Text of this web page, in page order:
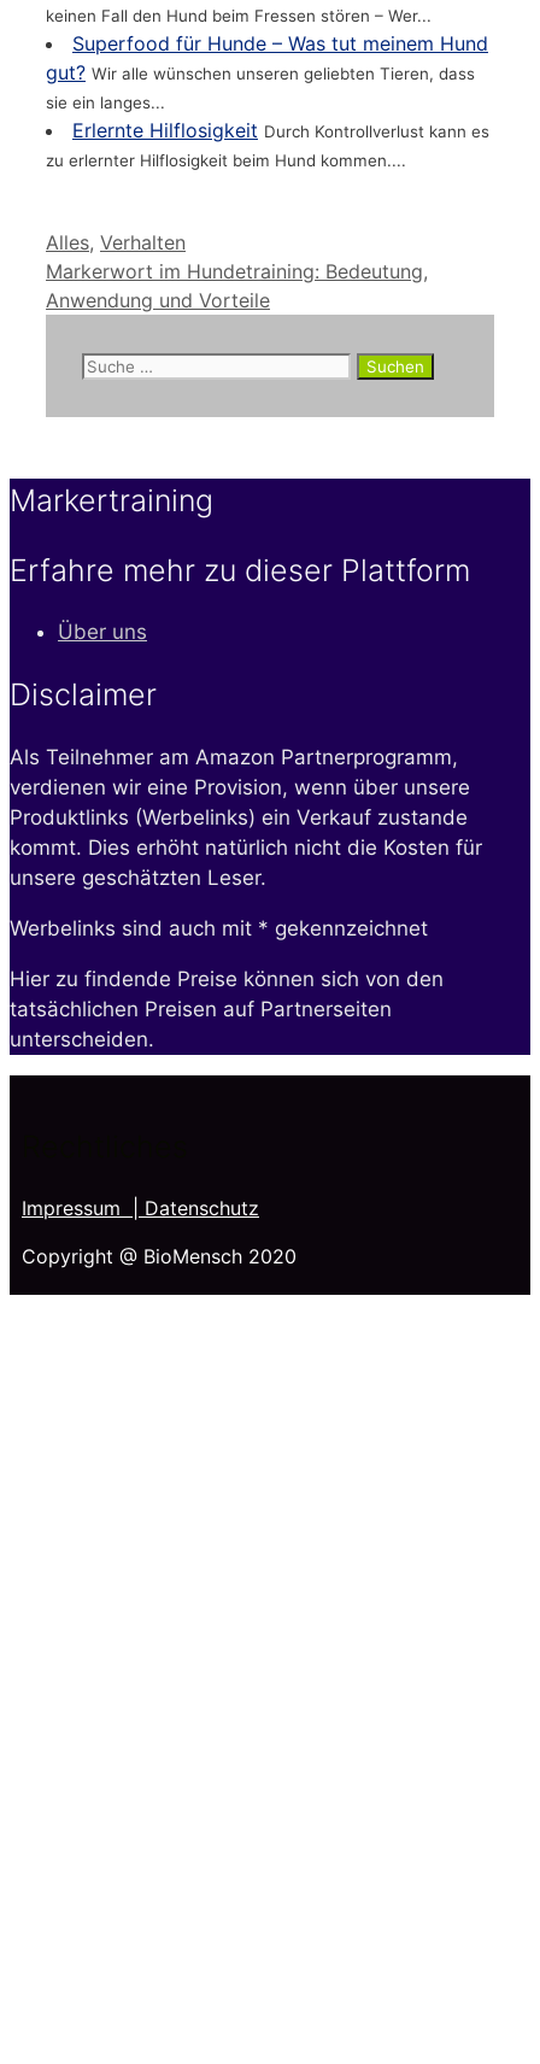
keinen Fall den Hund beim Fressen stören – Wer...
Superfood für Hunde – Was tut meinem Hund
gut? Wir alle wünschen unseren geliebten Tieren, dass
sie ein langes...
Erlernte Hilflosigkeit Durch Kontrollverlust kann es
zu erlernter Hilflosigkeit beim Hund kommen....
Kategorien
Alles, Verhalten
Markerwort im Hundetraining: Bedeutung,
Anwendung und Vorteile
Suche
Markertraining
Erfahre mehr zu dieser Plattform
Über uns
Disclaimer
Als Teilnehmer am Amazon Partnerprogramm,
verdienen wir eine Provision, wenn über unsere
Produktlinks (Werbelinks) ein Verkauf zustande
kommt. Dies erhöht natürlich nicht die Kosten für
unsere geschätzten Leser.
Werbelinks sind auch mit * gekennzeichnet
Hier zu findende Preise können sich von den
tatsächlichen Preisen auf Partnerseiten
unterscheiden.
Impressum
| Datenschutz
Copyright @ BioMensch 2020